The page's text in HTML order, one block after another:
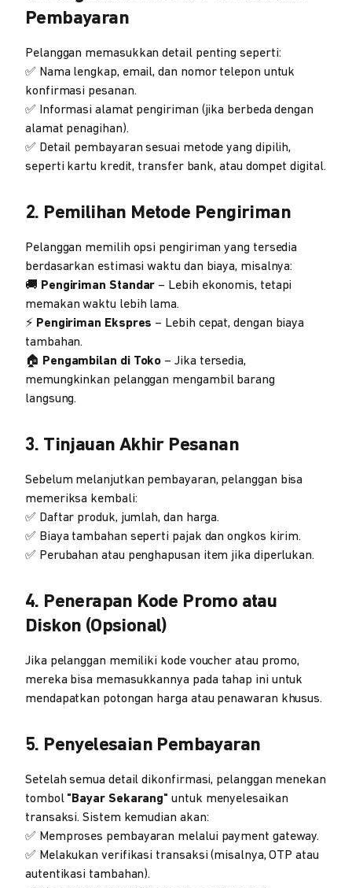
Pembayaran
Pelanggan memasukkan detail penting seperti:
✅ Nama lengkap, email, dan nomor telepon untuk
konfirmasi pesanan.
✅ Informasi alamat pengiriman (jika berbeda dengan
alamat penagihan).
✅ Detail pembayaran sesuai metode yang dipilih,
seperti kartu kredit, transfer bank, atau dompet digital.
2. Pemilihan Metode Pengiriman
Pelanggan memilih opsi pengiriman yang tersedia
berdasarkan estimasi waktu dan biaya, misalnya:
🚚 Pengiriman Standar – Lebih ekonomis, tetapi
memakan waktu lebih lama.
⚡ Pengiriman Ekspres – Lebih cepat, dengan biaya
tambahan.
🏠 Pengambilan di Toko – Jika tersedia,
memungkinkan pelanggan mengambil barang
langsung.
3. Tinjauan Akhir Pesanan
Sebelum melanjutkan pembayaran, pelanggan bisa
memeriksa kembali:
✅ Daftar produk, jumlah, dan harga.
✅ Biaya tambahan seperti pajak dan ongkos kirim.
✅ Perubahan atau penghapusan item jika diperlukan.
4. Penerapan Kode Promo atau
Diskon (Opsional)
Jika pelanggan memiliki kode voucher atau promo,
mereka bisa memasukkannya pada tahap ini untuk
mendapatkan potongan harga atau penawaran khusus.
5. Penyelesaian Pembayaran
Setelah semua detail dikonfirmasi, pelanggan menekan
tombol "Bayar Sekarang" untuk menyelesaikan
transaksi. Sistem kemudian akan:
✅ Memproses pembayaran melalui payment gateway.
✅ Melakukan verifikasi transaksi (misalnya, OTP atau
autentikasi tambahan).